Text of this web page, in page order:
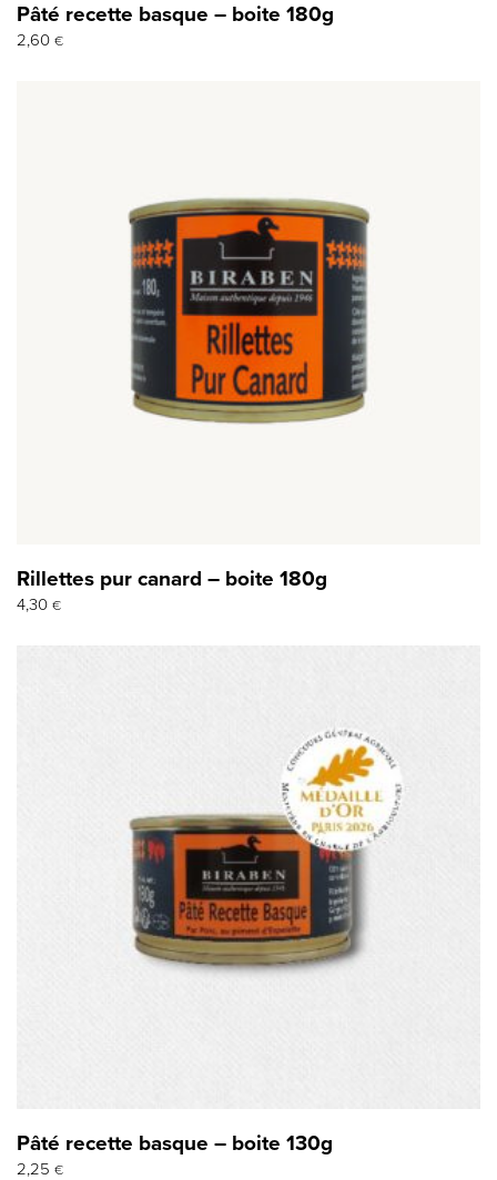
Pâté recette basque – boite 180g
2,60 €
Rillettes pur canard – boite 180g
4,30 €
Pâté recette basque – boite 130g
2,25 €